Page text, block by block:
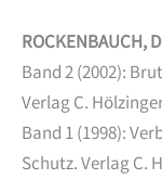
ROCKENBAUCH,
Band 2 (2002):
Verlag C.
Band 1 (1998):
Schutz. Verlag C.